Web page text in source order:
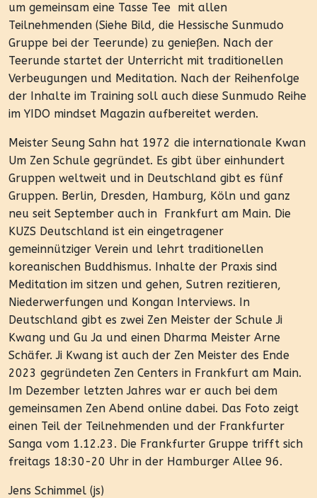
um gemeinsam eine Tasse Tee mit allen
Teilnehmenden (Siehe Bild, die Hessische Sunmudo
Gruppe bei der Teerunde) zu genießen. Nach der
Teerunde startet der Unterricht mit traditionellen
Verbeugungen und Meditation. Nach der Reihenfolge
der Inhalte im Training soll auch diese Sunmudo Reihe
im YIDO mindset Magazin aufbereitet werden.
Meister Seung Sahn hat 1972 die internationale Kwan
Um Zen Schule gegründet. Es gibt über einhundert
Gruppen weltweit und in Deutschland gibt es fünf
Gruppen. Berlin, Dresden, Hamburg, Köln und ganz
neu seit September auch in Frankfurt am Main. Die
KUZS Deutschland ist ein eingetragener
gemeinnütziger Verein und lehrt traditionellen
koreanischen Buddhismus. Inhalte der Praxis sind
Meditation im sitzen und gehen, Sutren rezitieren,
Niederwerfungen und Kongan Interviews. In
Deutschland gibt es zwei Zen Meister der Schule Ji
Kwang und Gu Ja und einen Dharma Meister Arne
Schäfer. Ji Kwang ist auch der Zen Meister des Ende
2023 gegründeten Zen Centers in Frankfurt am Main.
Im Dezember letzten Jahres war er auch bei dem
gemeinsamen Zen Abend online dabei. Das Foto zeigt
einen Teil der Teilnehmenden und der Frankfurter
Sanga vom 1.12.23. Die Frankfurter Gruppe trifft sich
freitags 18:30-20 Uhr in der Hamburger Allee 96.
Jens Schimmel (js)